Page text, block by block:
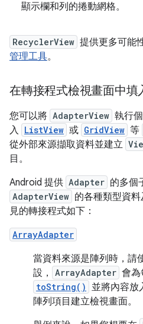
顯示欄和列的捲動網格。
RecyclerView 提供更多可能
管理工具。
在轉接程式檢視畫面中填
您可以將 AdapterView 執行
入 ListView 或 GridView 等
從外部來源擷取資料並建立
目。
Android 提供 Adapter 的多個
AdapterView 的各種類型資
見的轉接程式如下：
ArrayAdapter
當資料來源是陣列時，請
設，
ArrayAdapter 會為
toString() 並將內容放
陣列項目建立檢視畫面。